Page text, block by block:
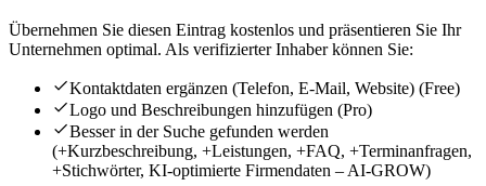
Übernehmen Sie diesen Eintrag kostenlos und präsentieren Sie Ihr
Unternehmen optimal. Als verifizierter Inhaber können Sie:
Kontaktdaten ergänzen (Telefon, E-Mail, Website) (Free)
Logo und Beschreibungen hinzufügen (Pro)
Besser in der Suche gefunden werden
(+Kurzbeschreibung, +Leistungen, +FAQ, +Terminanfragen,
+Stichwörter, KI-optimierte Firmendaten – AI-GROW)